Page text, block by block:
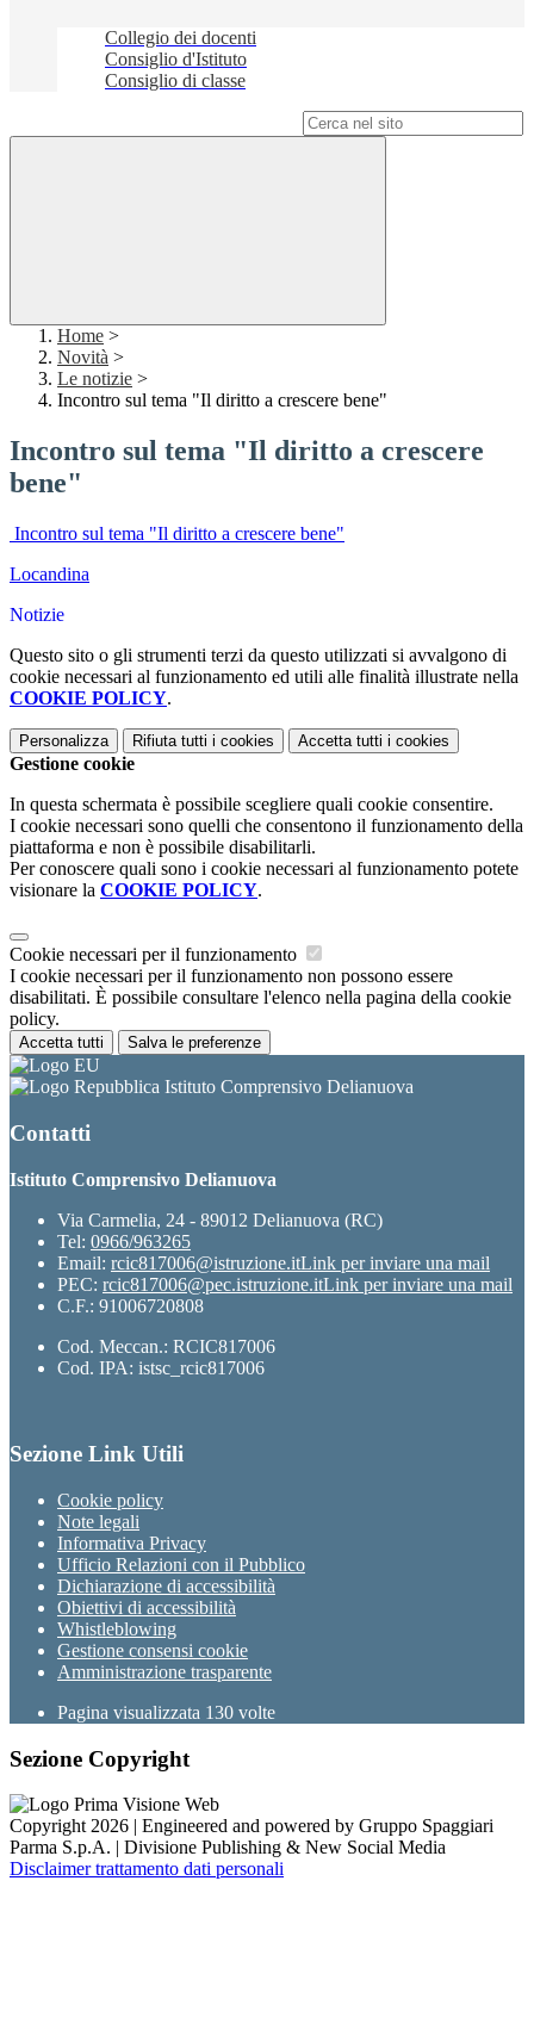
Collegio dei docenti
Consiglio d'Istituto
Consiglio di classe
Home >
Novità >
Le notizie >
Incontro sul tema "Il diritto a crescere bene"
Incontro sul tema "Il diritto a crescere
bene"
Incontro sul tema "Il diritto a crescere bene"
Locandina
Notizie
Questo sito o gli strumenti terzi da questo utilizzati si avvalgono di
cookie necessari al funzionamento ed utili alle finalità illustrate nella
COOKIE POLICY.
Personalizza Rifiuta tutti i cookies Accetta tutti i cookies
Gestione cookie
In questa schermata è possibile scegliere quali cookie consentire.
I cookie necessari sono quelli che consentono il funzionamento della
piattaforma e non è possibile disabilitarli.
Per conoscere quali sono i cookie necessari al funzionamento potete
visionare la COOKIE POLICY.
Cookie necessari per il funzionamento
I cookie necessari per il funzionamento non possono essere
disabilitati. È possibile consultare l'elenco nella pagina della cookie
policy.
Accetta tutti Salva le preferenze
Istituto Comprensivo Delianuova
Contatti
Istituto Comprensivo Delianuova
Via Carmelia, 24 - 89012 Delianuova (RC)
Tel: 0966/963265
Email: rcic817006@istruzione.itLink per inviare una mail
PEC: rcic817006@pec.istruzione.itLink per inviare una mail
C.F.: 91006720808
Cod. Meccan.: RCIC817006
Cod. IPA: istsc_rcic817006
Sezione Link Utili
Cookie policy
Note legali
Informativa Privacy
Ufficio Relazioni con il Pubblico
Dichiarazione di accessibilità
Obiettivi di accessibilità
Whistleblowing
Gestione consensi cookie
Amministrazione trasparente
Pagina visualizzata 130 volte
Sezione Copyright
Copyright 2026 | Engineered and powered by Gruppo Spaggiari
Parma S.p.A. | Divisione Publishing & New Social Media
Disclaimer trattamento dati personali